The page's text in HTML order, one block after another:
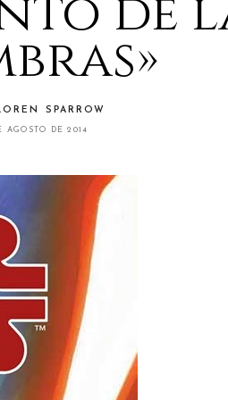
de
SPARROW
AGOSTO DE 2014